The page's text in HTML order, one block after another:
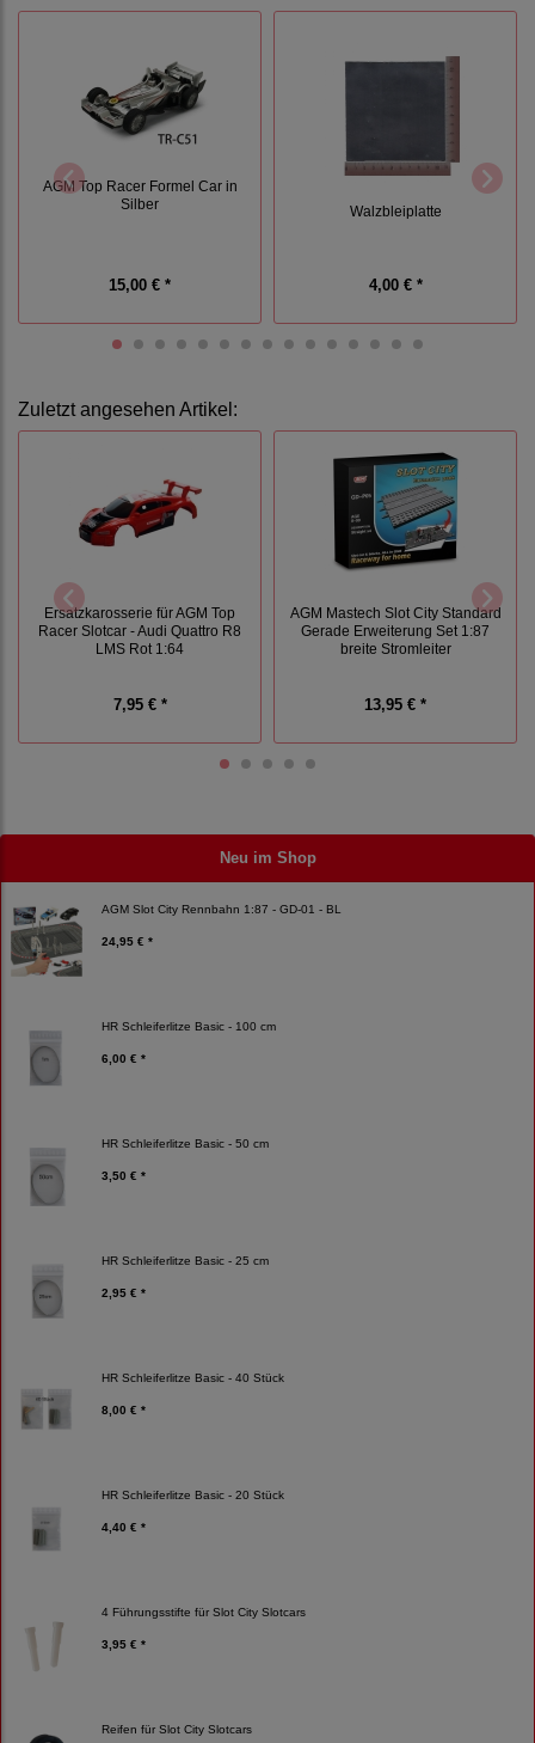
Neu im Shop
AGM Slot City Rennbahn 1:87 - GD-01 - BL
24,95 € *
HR Schleiferlitze Basic - 100 cm
6,00 € *
HR Schleiferlitze Basic - 50 cm
3,50 € *
HR Schleiferlitze Basic - 25 cm
2,95 € *
HR Schleiferlitze Basic - 40 Stück
8,00 € *
HR Schleiferlitze Basic - 20 Stück
4,40 € *
4 Führungsstifte für Slot City Slotcars
3,95 € *
Reifen für Slot City Slotcars
AGM Top Racer Formel Car in
Silber
15,00 € *
Walzbleiplatte
4,00 € *
Zuletzt angesehen Artikel:
Ersatzkarosserie für AGM Top
Racer Slotcar - Audi Quattro R8
LMS Rot 1:64
7,95 € *
AGM Mastech Slot City Standard
Gerade Erweiterung Set 1:87
breite Stromleiter
13,95 € *